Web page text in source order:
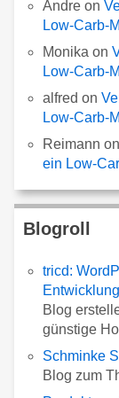
Andre on
Low-Carb-
Monika on
Low-Carb-
alfred on
Low-Carb-
Reimann
ein Low-
Blogroll
tricd:
Entwicklung
Blog
günstige
Schminke
Blog zum